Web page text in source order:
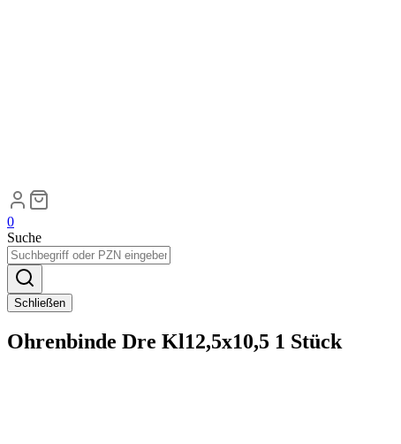
0
Suche
Schließen
Ohrenbinde Dre Kl12,5x10,5 1 Stück